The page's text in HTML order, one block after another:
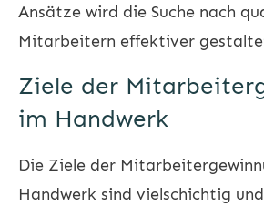
Ansätze wird die Suche nach
Mitarbeitern effektiver
Ziele der
im Handwerk
Die Ziele der
Handwerk sind vielschichtig